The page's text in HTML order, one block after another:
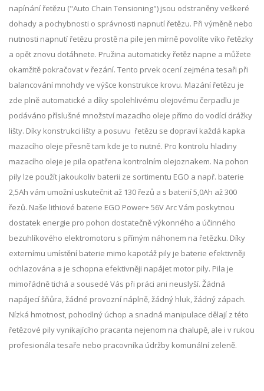
napínání řetězu ("Auto Chain Tensioning") jsou odstraněny veškeré
dohady a pochybnosti o správnosti napnutí řetězu. Při výměně nebo
nutnosti napnutí řetězu prostě na pile jen mírně povolíte víko řetězky
a opět znovu dotáhnete. Pružina automaticky řetěz napne a můžete
okamžitě pokračovat v řezání. Tento prvek ocení zejména tesaři při
balancování mnohdy ve výšce konstrukce krovu. Mazání řetězu je
zde plně automatické a díky spolehlivému olejovému čerpadlu je
podáváno příslušné množství mazacího oleje přímo do vodící drážky
lišty. Díky konstrukci lišty a posuvu řetězu se dopraví každá kapka
mazacího oleje přesně tam kde je to nutné. Pro kontrolu hladiny
mazacího oleje je pila opatřena kontrolním olejoznakem. Na pohon
pily lze použít jakoukoliv baterii ze sortimentu EGO a např. baterie
2,5Ah vám umožní uskutečnit až 130 řezů a s baterií 5,0Ah až 300
řezů. Naše lithiové baterie EGO Power+ 56V Arc Vám poskytnou
dostatek energie pro pohon dostatečně výkonného a účinného
bezuhlíkového elektromotoru s přímým náhonem na řetězku. Díky
externímu umístění baterie mimo kapotáž pily je baterie efektivněji
ochlazována a je schopna efektivněji napájet motor pily. Pila je
mimořádně tichá a sousedé Vás při práci ani neuslyší. Žádná
napájecí šňůra, žádné provozní náplně, žádný hluk, žádný zápach.
Nízká hmotnost, pohodlný úchop a snadná manipulace dělají z této
řetězové pily vynikajícího pracanta nejenom na chalupě, ale i v rukou
profesionála tesaře nebo pracovníka údržby komunální zeleně.